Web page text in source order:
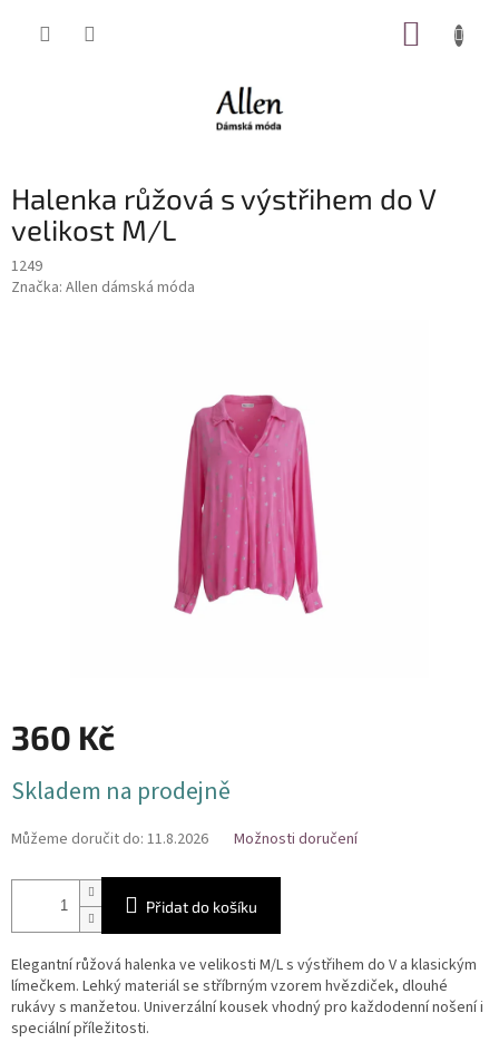
Halenka růžová s výstřihem do V
velikost M/L
1249
Značka: Allen dámská móda
360 Kč
cena:
Skladem na prodejně
Můžeme doručit do: 11.8.2026 Možnosti doručení
Přidat do košíku
Elegantní růžová halenka ve velikosti M/L s výstřihem do V a klasickým
límečkem. Lehký materiál se stříbrným vzorem hvězdiček, dlouhé
rukávy s manžetou. Univerzální kousek vhodný pro každodenní nošení i
speciální příležitosti.